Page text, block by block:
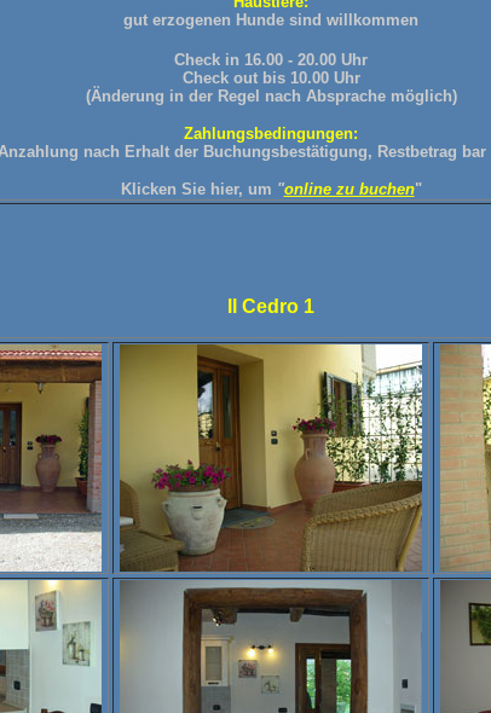
gut erzogenen Hunde sind willkommen
Check in 16.00 - 20.00 Uhr
Check out bis 10.00 Uhr
(Änderung in der Regel nach Absprache möglich)
Zahlungsbedingungen:
nach Erhalt der Buchungsbestätigung, Restbetrag
Klicken Sie hier, um "online zu buchen"
Il Cedro 1